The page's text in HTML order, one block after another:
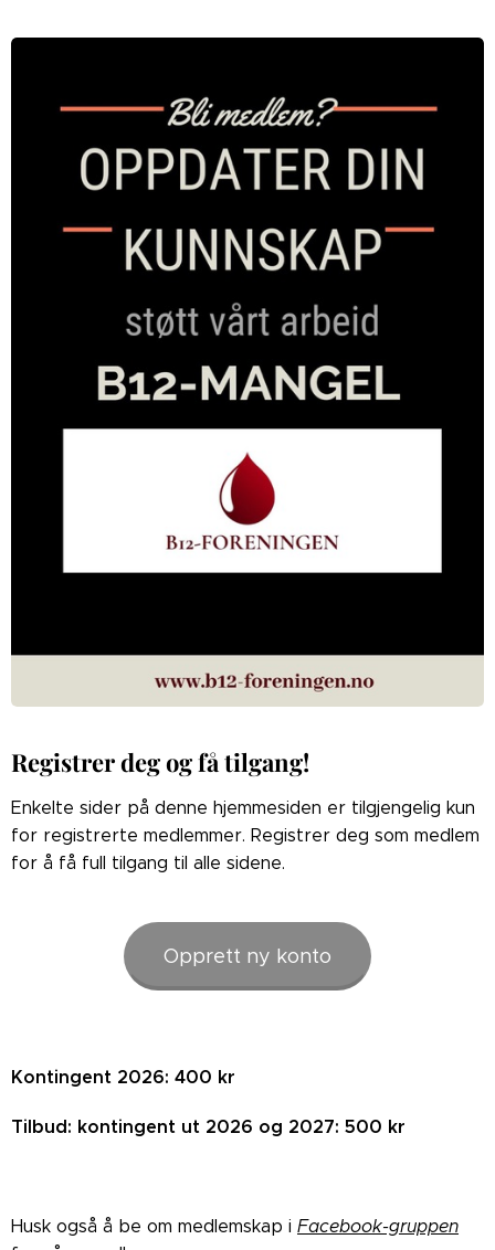
Registrer deg og få tilgang!
Enkelte sider på denne hjemmesiden er tilgjengelig kun
for registrerte medlemmer. Registrer deg som medlem
for å få full tilgang til alle sidene.
Opprett ny konto
Kontingent 2026: 400 kr
Tilbud: kontingent ut 2026 og 2027: 500 kr
Husk også å be om medlemskap i Facebook-gruppen